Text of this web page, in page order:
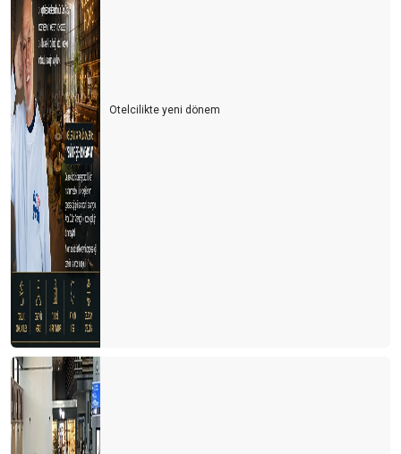
Otelcilikte yeni dönem